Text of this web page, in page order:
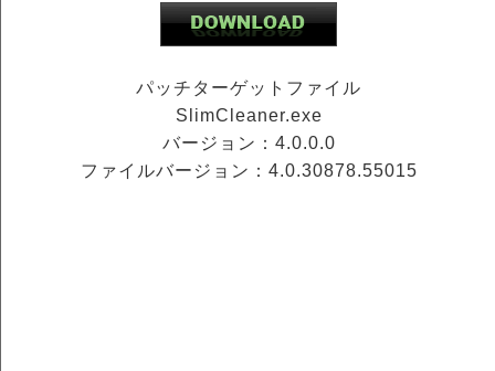
パッチターゲットファイル
SlimCleaner.exe
バージョン：4.0.0.0
ファイルバージョン：4.0.30878.55015